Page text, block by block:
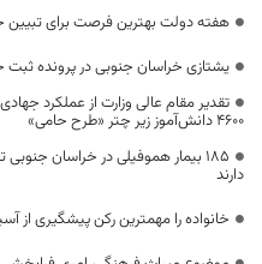
هفته دولت بهترین فرصت برای
یشتازی خراسان جنوبی در پرونده ثبت
تقدیر مقام عالی وزارت از عملکرد
۴۶۰۰ دانش‌آموز زیر چتر «طرح حامی»
۱۸۵ بیمار هموفیلی در خراسان
دارند
خانواده را مهمترین رکن پیشگیری از